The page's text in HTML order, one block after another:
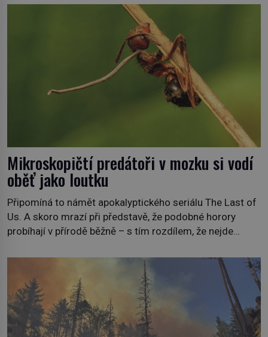
Mikroskopičtí predátoři v mozku si vodí
oběť jako loutku
Připomíná to námět apokalyptického seriálu The Last of
Us. A skoro mrazí při představě, že podobné horory
probíhají v přírodě běžně – s tím rozdílem, že nejde
dokáže ovládat jen vývojově nesrovnatelně jednodušší
živočichy, než je člověk. Najít skutečné zombie není nic
nemožného ani v naší přírodě. […]